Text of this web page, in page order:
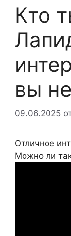
Кто
вы
09.06.2025
Отличное
Можно ли